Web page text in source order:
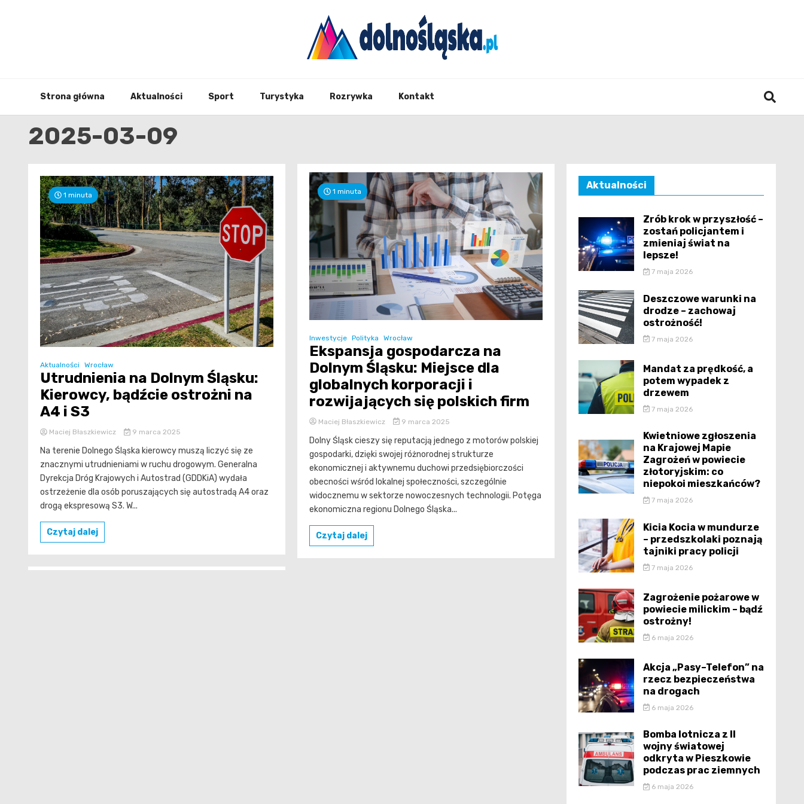
Strona główna Aktualności Sport Turystyka Rozrywka Kontakt
2025-03-09
1 minuta
Aktualności Wrocław
Utrudnienia na Dolnym Śląsku:
Kierowcy, bądźcie ostrożni na
A4 i S3
Maciej Błaszkiewicz 9 marca 2025
Na terenie Dolnego Śląska kierowcy muszą liczyć się ze
znacznymi utrudnieniami w ruchu drogowym. Generalna
Dyrekcja Dróg Krajowych i Autostrad (GDDKiA) wydała
ostrzeżenie dla osób poruszających się autostradą A4 oraz
drogą ekspresową S3. W...
Czytaj dalej
1 minuta
Inwestycje Polityka Wrocław
Ekspansja gospodarcza na
Dolnym Śląsku: Miejsce dla
globalnych korporacji i
rozwijających się polskich firm
Maciej Błaszkiewicz 9 marca 2025
Dolny Śląsk cieszy się reputacją jednego z motorów polskiej
gospodarki, dzięki swojej różnorodnej strukturze
ekonomicznej i aktywnemu duchowi przedsiębiorczości
obecności wśród lokalnej społeczności, szczególnie
widocznemu w sektorze nowoczesnych technologii. Potęga
ekonomiczna regionu Dolnego Śląska...
Czytaj dalej
Aktualności
Zrób krok w przyszłość –
zostań policjantem i
zmieniaj świat na
lepsze!
7 maja 2026
Deszczowe warunki na
drodze – zachowaj
ostrożność!
7 maja 2026
Mandat za prędkość, a
potem wypadek z
drzewem
7 maja 2026
Kwietniowe zgłoszenia
na Krajowej Mapie
Zagrożeń w powiecie
złotoryjskim: co
niepokoi mieszkańców?
7 maja 2026
Kicia Kocia w mundurze
– przedszkolaki poznają
tajniki pracy policji
7 maja 2026
Zagrożenie pożarowe w
powiecie milickim – bądź
ostrożny!
6 maja 2026
Akcja „Pasy–Telefon” na
rzecz bezpieczeństwa
na drogach
6 maja 2026
Bomba lotnicza z II
wojny światowej
odkryta w Pieszkowie
podczas prac ziemnych
6 maja 2026